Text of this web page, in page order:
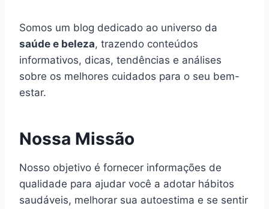
Somos um blog dedicado ao universo da
saúde e beleza, trazendo conteúdos
informativos, dicas, tendências e análises
sobre os melhores cuidados para o seu bem-
estar.
Nossa Missão
Nosso objetivo é fornecer informações de
qualidade para ajudar você a adotar hábitos
saudáveis, melhorar sua autoestima e se sentir